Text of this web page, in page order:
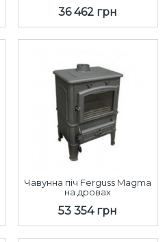
36 462 грн
Чавунна піч Ferguss Magma
на дровах
53 354 грн